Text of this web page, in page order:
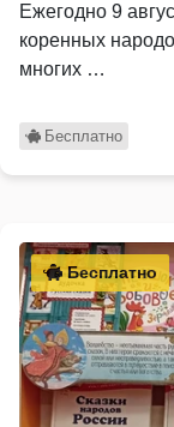
Ежегодно 9
коренных
многих …
Бесплатно
Бесплатно